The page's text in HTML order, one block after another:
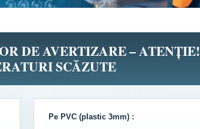
DE AVERTIZARE – ATENȚIE!
SCĂZUTE
Pe PVC (plastic 3mm) :